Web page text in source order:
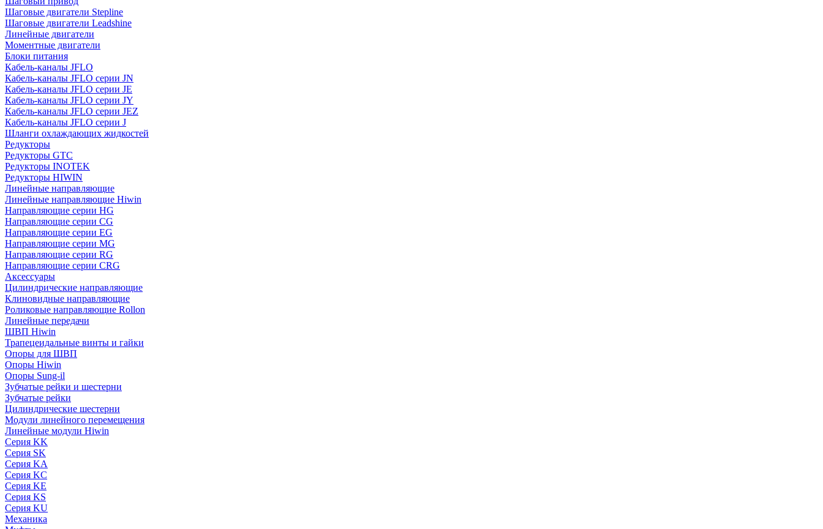
Шаговые двигатели Stepline
Шаговые двигатели Leadshine
Линейные двигатели
Моментные двигатели
Блоки питания
Кабель-каналы JFLO
Кабель-каналы JFLO серии JN
Кабель-каналы JFLO серии JE
Кабель-каналы JFLO серии JY
Кабель-каналы JFLO серии JEZ
Кабель-каналы JFLO серии J
Шланги охлаждающих жидкостей
Редукторы
Редукторы GTC
Редукторы INOTEK
Редукторы HIWIN
Линейные направляющие
Линейные направляющие Hiwin
Направляющие серии HG
Направляющие серии CG
Направляющие серии EG
Направляющие серии MG
Направляющие серии RG
Направляющие серии CRG
Аксессуары
Цилиндрические направляющие
Клиновидные направляющие
Роликовые направляющие Rollon
Линейные передачи
ШВП Hiwin
Трапецеидальные винты и гайки
Опоры для ШВП
Опоры Hiwin
Опоры Sung-il
Зубчатые рейки и шестерни
Зубчатые рейки
Цилиндрические шестерни
Модули линейного перемещения
Линейные модули Hiwin
Серия KK
Серия SK
Серия KA
Серия KC
Серия KE
Серия KS
Серия KU
Механика